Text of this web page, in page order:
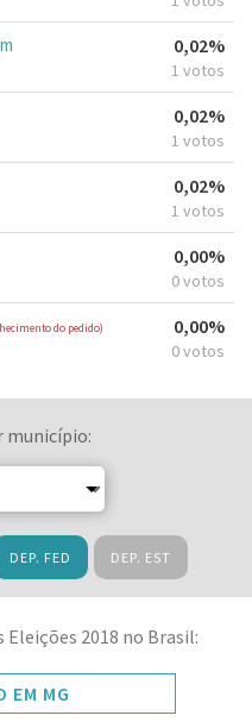
0,02%
1 votos
0,02%
1 votos
0,02%
1 votos
0,00%
0 votos
do pedido) 0,00%
0 votos
município:
DEP. FED DEP. EST
2018 no Brasil:
EM MG